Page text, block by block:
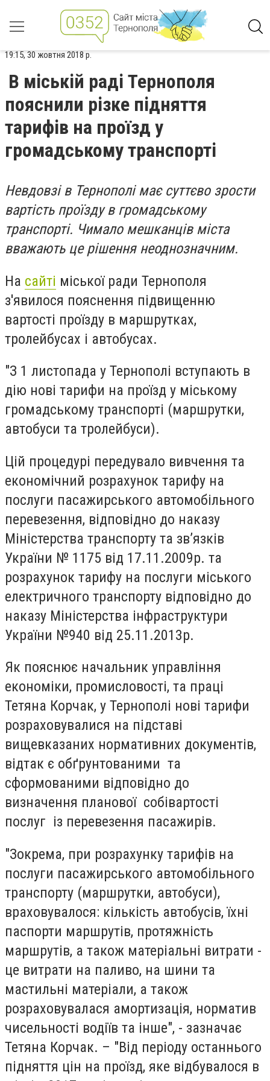
19:15, 30 жовтня 2018 р.
В міській раді Тернополя
пояснили різке підняття
тарифів на проїзд у
громадському транспорті
Невдовзі в Тернополі має суттєво зрости
вартість проїзду в громадському
транспорті. Чимало мешканців міста
вважають це рішення неоднозначним.
На сайті міської ради Тернополя
з'явилося пояснення підвищенню
вартості проїзду в маршрутках,
тролейбусах і автобусах.
"З 1 листопада у Тернополі вступають в
дію нові тарифи на проїзд у міському
громадському транспорті (маршрутки,
автобуси та тролейбуси).
Цій процедурі передувало вивчення та
економічний розрахунок тарифу на
послуги пасажирського автомобільного
перевезення, відповідно до наказу
Міністерства транспорту та зв’язків
України № 1175 від 17.11.2009р. та
розрахунок тарифу на послуги міського
електричного транспорту відповідно до
наказу Міністерства інфраструктури
України №940 від 25.11.2013р.
Як пояснює начальник управління
економіки, промисловості, та праці
Тетяна Корчак, у Тернополі нові тарифи
розраховувалися на підставі
вищевказаних нормативних документів,
відтак є обґрунтованими та
сформованими відповідно до
визначення планової собівартості
послуг із перевезення пасажирів.
"Зокрема, при розрахунку тарифів на
послуги пасажирського автомобільного
транспорту (маршрутки, автобуси),
враховувалося: кількість автобусів, їхні
паспорти маршрутів, протяжність
маршрутів, а також матеріальні витрати -
це витрати на паливо, на шини та
мастильні матеріали, а також
розраховувалася амортизація, норматив
чисельності водіїв та інше", - зазначає
Тетяна Корчак. – "Від періоду останнього
підняття цін на проїзд, яке відбувалося в